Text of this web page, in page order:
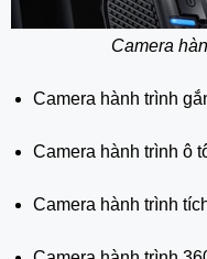
Camera
Camera hành trình
Camera hành trình ô
Camera hành trình